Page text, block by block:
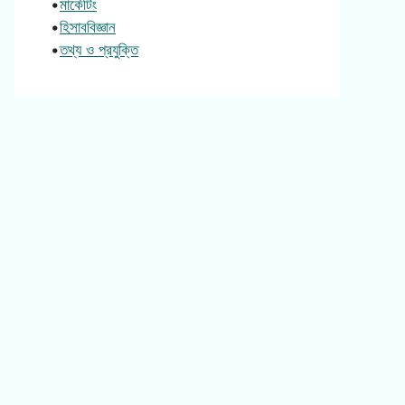
•মার্কেটিং
•হিসাববিজ্ঞান
•তথ্য ও প্রযুক্তি